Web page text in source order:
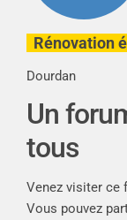
Rénovation
Dourdan
Un
tous
Venez visiter ce
Vous pouvez